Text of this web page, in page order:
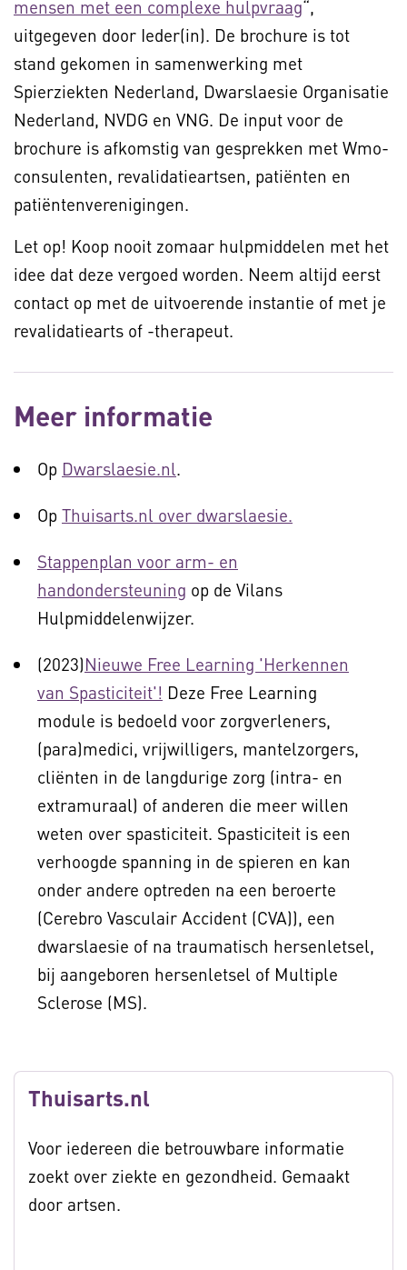
mensen met een complexe hulpvraag“,
uitgegeven door Ieder(in). De brochure is tot
stand gekomen in samenwerking met
Spierziekten Nederland, Dwarslaesie Organisatie
Nederland, NVDG en VNG. De input voor de
brochure is afkomstig van gesprekken met Wmo-
consulenten, revalidatieartsen, patiënten en
patiëntenverenigingen.
Let op! Koop nooit zomaar hulpmiddelen met het
idee dat deze vergoed worden. Neem altijd eerst
contact op met de uitvoerende instantie of met je
revalidatiearts of -therapeut.
Meer informatie
Op Dwarslaesie.nl.
Op Thuisarts.nl over dwarslaesie.
Stappenplan voor arm- en
handondersteuning op de Vilans
Hulpmiddelenwijzer.
(2023)Nieuwe Free Learning 'Herkennen
van Spasticiteit'! Deze Free Learning
module is bedoeld voor zorgverleners,
(para)medici, vrijwilligers, mantelzorgers,
cliënten in de langdurige zorg (intra- en
extramuraal) of anderen die meer willen
weten over spasticiteit. Spasticiteit is een
verhoogde spanning in de spieren en kan
onder andere optreden na een beroerte
(Cerebro Vasculair Accident (CVA)), een
dwarslaesie of na traumatisch hersenletsel,
bij aangeboren hersenletsel of Multiple
Sclerose (MS).
Thuisarts.nl
Voor iedereen die betrouwbare informatie
zoekt over ziekte en gezondheid. Gemaakt
door artsen.